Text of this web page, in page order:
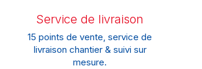
Service de livraison
15 points de vente, service de
livraison chantier & suivi sur
mesure.